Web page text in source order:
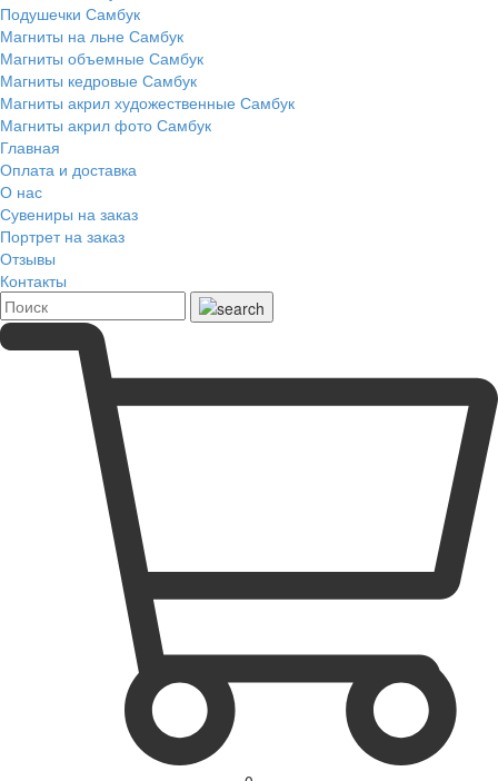
Подушечки Самбук
Магниты на льне Самбук
Магниты объемные Самбук
Магниты кедровые Самбук
Магниты акрил художественные Самбук
Магниты акрил фото Самбук
Главная
Оплата и доставка
О нас
Сувениры на заказ
Портрет на заказ
Отзывы
Контакты